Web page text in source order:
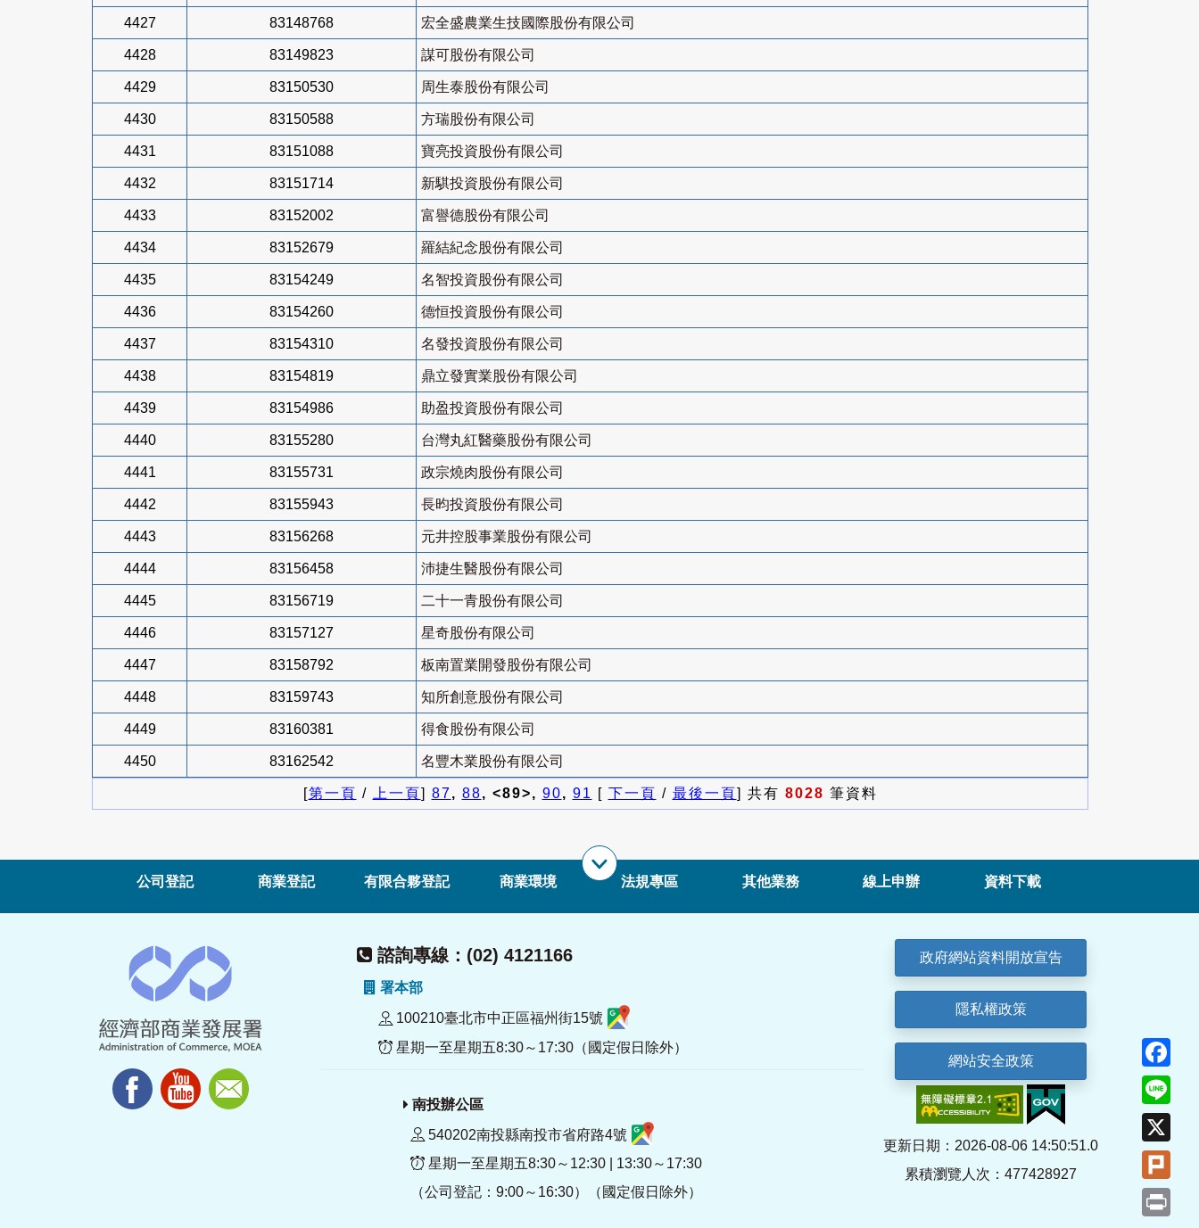
4427 83148768 宏全盛農業生技國際股份有限公司
4428 83149823 謀可股份有限公司
4429 83150530 周生泰股份有限公司
4430 83150588 方瑞股份有限公司
4431 83151088 寶亮投資股份有限公司
4432 83151714 新騏投資股份有限公司
4433 83152002 富譽德股份有限公司
4434 83152679 羅結紀念股份有限公司
4435 83154249 名智投資股份有限公司
4436 83154260 德恒投資股份有限公司
4437 83154310 名發投資股份有限公司
4438 83154819 鼎立發實業股份有限公司
4439 83154986 助盈投資股份有限公司
4440 83155280 台灣丸紅醫藥股份有限公司
4441 83155731 政宗燒肉股份有限公司
4442 83155943 長昀投資股份有限公司
4443 83156268 元井控股事業股份有限公司
4444 83156458 沛捷生醫股份有限公司
4445 83156719 二十一青股份有限公司
4446 83157127 星奇股份有限公司
4447 83158792 板南置業開發股份有限公司
4448 83159743 知所創意股份有限公司
4449 83160381 得食股份有限公司
4450 83162542 名豐木業股份有限公司
[第一頁 / 上一頁] 87, 88, <89>, 90, 91 [ 下一頁 / 最後一頁] 共有 8028 筆資料
公司登記 商業登記 有限合夥登記 商業環境 法規專區 其他業務 線上申辦 資料下載
諮詢專線：(02) 4121166
署本部
100210臺北市中正區福州街15號
星期一至星期五8:30～17:30（國定假日除外）
南投辦公區
540202南投縣南投市省府路4號
星期一至星期五8:30～12:30 | 13:30～17:30
（公司登記：9:00～16:30）（國定假日除外）
政府網站資料開放宣告
隱私權政策
網站安全政策
更新日期：2026-08-06 14:50:51.0
累積瀏覽人次：477428927